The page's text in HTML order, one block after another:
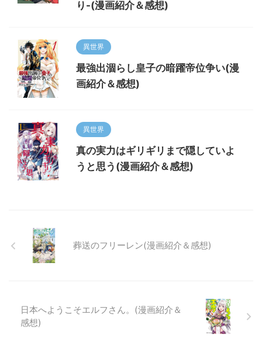
り-(漫画紹介＆感想)
異世界
最強出涸らし皇子の暗躍帝位争い(漫
画紹介＆感想)
異世界
真の実力はギリギリまで隠していよ
うと思う(漫画紹介＆感想)
葬送のフリーレン(漫画紹介＆感想)
日本へようこそエルフさん。(漫画紹介＆
感想)